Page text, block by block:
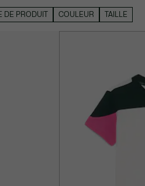
DE PRODUIT COULEUR TAILLE